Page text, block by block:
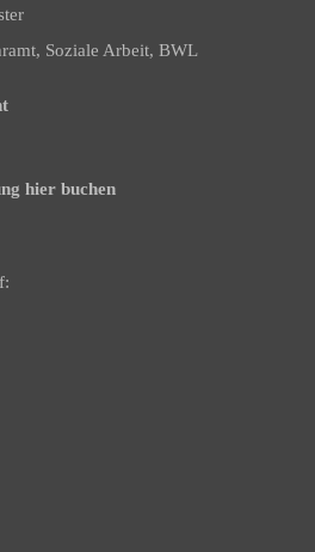
Soziale Arbeit, BWL
hier buchen